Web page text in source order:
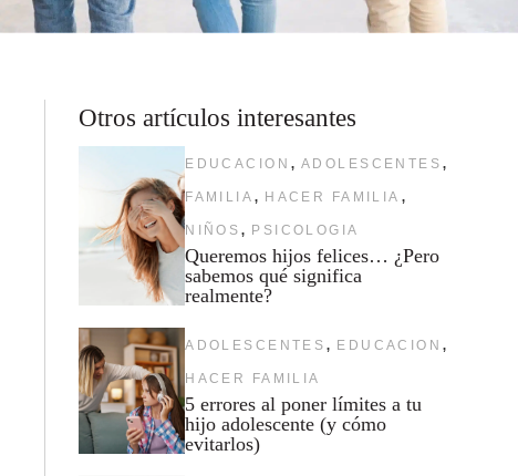
Otros artículos interesantes
EDUCACION , ADOLESCENTES ,
FAMILIA , HACER FAMILIA ,
NIÑOS , PSICOLOGIA
Queremos hijos felices… ¿Pero
sabemos qué significa
realmente?
ADOLESCENTES , EDUCACION ,
HACER FAMILIA
5 errores al poner límites a tu
hijo adolescente (y cómo
evitarlos)